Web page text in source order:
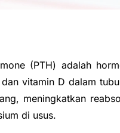
(PTH) adalah
vitamin D dalam
meningkatkan
di usus.